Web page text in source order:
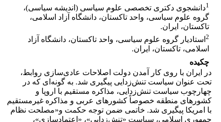
1دانشجوی دکتری تخصصی علوم سیاسی (اندیشه سیاسی)،
گروه علوم سیاسی، واحد تاکستان، دانشگاه آزاد اسلامی،
تاکستان، ایران.
2 استادیار گروه علوم سیاسی، واحد تاکستان، دانشگاه آزاد
اسلامی، تاکستان، ایران.
چکیده
در ایران با روی کار آمدن دولت اصلاحات عادی‌سازی روابط،
تحت عنوان سیاست تنش‌زدایی پیگیری شد. به گونه‌ای که در
چهارچوب سیاست تنش‌زدایی، مذاکره مستقیم با اروپا و
کشورهای منطقه خصوصاً کشورهای عربی و مذاکره غیرمستقیم
با امریکا پیگیری شد. خاتمی ضمن توجه حکمت و«مصلحت نظام
جمهوری اسلامی، سیاست «تنش‌زدایی»، «اعتمادسازی»،